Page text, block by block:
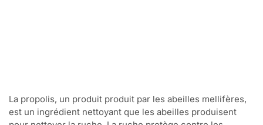
La propolis, un produit produit par les abeilles mellifères,
est un ingrédient nettoyant que les abeilles produisent